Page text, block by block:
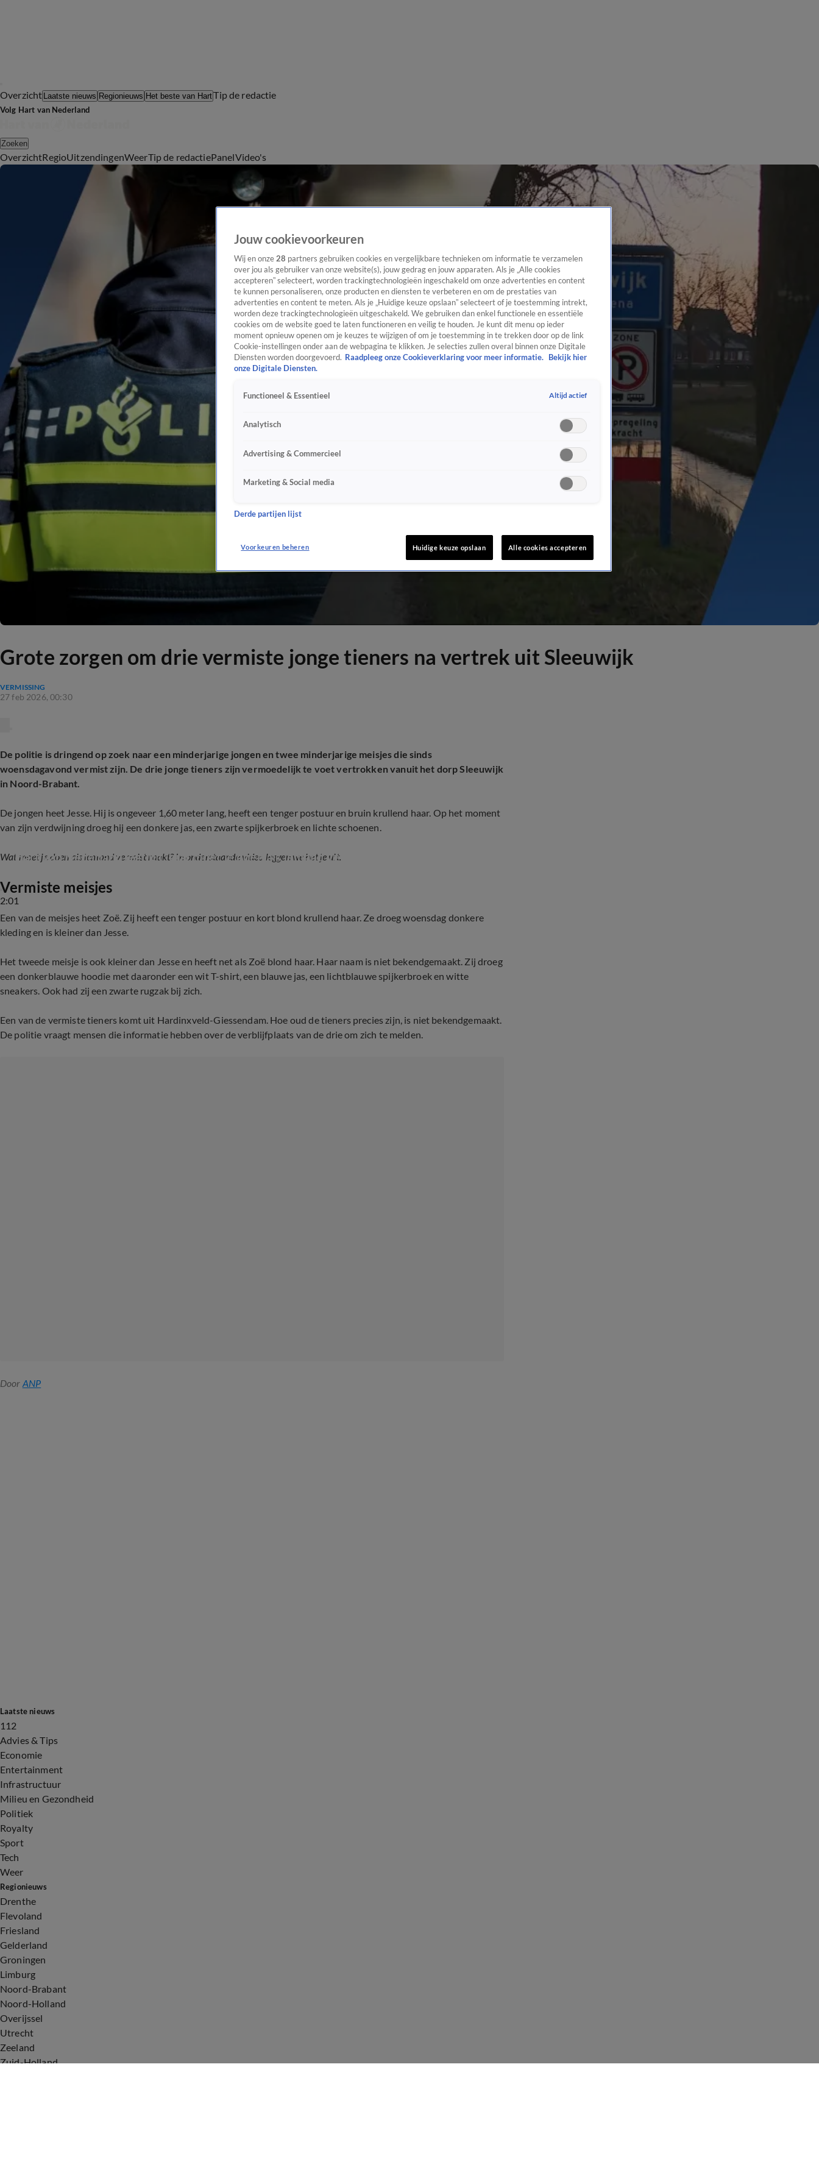
Overzicht Laatste nieuws Regionieuws Het beste van HartTip de redactie
Volg Hart van Nederland
Zoeken
OverzichtRegioUitzendingenWeerTip de redactiePanelVideo's
Grote zorgen om drie vermiste jonge tieners na vertrek uit Sleeuwijk
VERMISSING
27 feb 2026, 00:30
De politie is dringend op zoek naar een minderjarige jongen en twee minderjarige meisjes die sinds
woensdagavond vermist zijn. De drie jonge tieners zijn vermoedelijk te voet vertrokken vanuit het dorp Sleeuwijk
in Noord-Brabant.
De jongen heet Jesse. Hij is ongeveer 1,60 meter lang, heeft een tenger postuur en bruin krullend haar. Op het moment
van zijn verdwijning droeg hij een donkere jas, een zwarte spijkerbroek en lichte schoenen.
Wat moet je doen als iemand vermist raakt? In onderstaande video leggen we het je uit.
2:01
Hart van Nederland legt uit: wat moet je doen als iemand vermist raakt?
Vermiste meisjes
Een van de meisjes heet Zoë. Zij heeft een tenger postuur en kort blond krullend haar. Ze droeg woensdag donkere
kleding en is kleiner dan Jesse.
Het tweede meisje is ook kleiner dan Jesse en heeft net als Zoë blond haar. Haar naam is niet bekendgemaakt. Zij droeg
een donkerblauwe hoodie met daaronder een wit T-shirt, een blauwe jas, een lichtblauwe spijkerbroek en witte
sneakers. Ook had zij een zwarte rugzak bij zich.
Een van de vermiste tieners komt uit Hardinxveld-Giessendam. Hoe oud de tieners precies zijn, is niet bekendgemaakt.
De politie vraagt mensen die informatie hebben over de verblijfplaats van de drie om zich te melden.
Door ANP
Laatste nieuws
112
Advies & Tips
Economie
Entertainment
Infrastructuur
Milieu en Gezondheid
Politiek
Royalty
Sport
Tech
Weer
Regionieuws
Drenthe
Flevoland
Friesland
Gelderland
Groningen
Limburg
Noord-Brabant
Noord-Holland
Overijssel
Utrecht
Zeeland
Zuid-Holland
Jouw cookievoorkeuren
Wij en onze 28 partners gebruiken cookies en vergelijkbare technieken om informatie te verzamelen
over jou als gebruiker van onze website(s), jouw gedrag en jouw apparaten. Als je „Alle cookies
accepteren” selecteert, worden trackingtechnologieën ingeschakeld om onze advertenties en content
te kunnen personaliseren, onze producten en diensten te verbeteren en om de prestaties van
advertenties en content te meten. Als je „Huidige keuze opslaan” selecteert of je toestemming intrekt,
worden deze trackingtechnologieën uitgeschakeld. We gebruiken dan enkel functionele en essentiële
cookies om de website goed te laten functioneren en veilig te houden. Je kunt dit menu op ieder
moment opnieuw openen om je keuzes te wijzigen of om je toestemming in te trekken door op de link
Cookie-instellingen onder aan de webpagina te klikken. Je selecties zullen overal binnen onze Digitale
Diensten worden doorgevoerd. Raadpleeg onze Cookieverklaring voor meer informatie. Bekijk hier
onze Digitale Diensten.
Functioneel & Essentieel Altijd actief
Analytisch
Advertising & Commercieel
Marketing & Social media
Derde partijen lijst
Voorkeuren beheren Huidige keuze opslaan Alle cookies accepteren